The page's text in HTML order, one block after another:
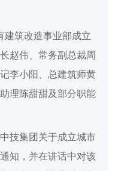
建筑改造事业部成立
赵伟、常务副总裁周
李小阳、总建筑师黄
理陈甜甜及部分职能
技集团关于成立城市
知，并在讲话中对该